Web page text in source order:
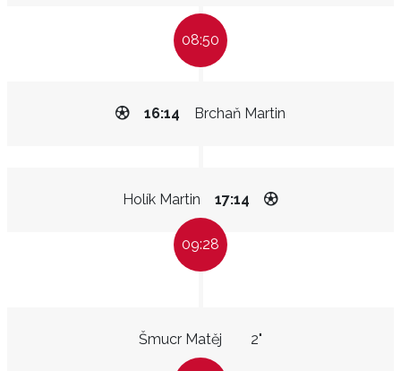
08:50
Brchaň Martin
16:14
Holík Martin 17:14
09:28
Šmucr Matěj 2"